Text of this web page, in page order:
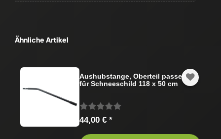
Ähnliche Artikel
Aushubstange, Oberteil passend
für Schneeschild 118 x 50 cm
44,00 € *